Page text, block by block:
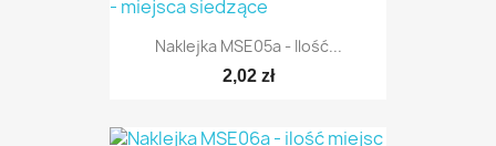
Naklejka MSE05a - Ilość...
2,02 zł